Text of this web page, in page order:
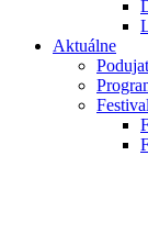
Aktuálne